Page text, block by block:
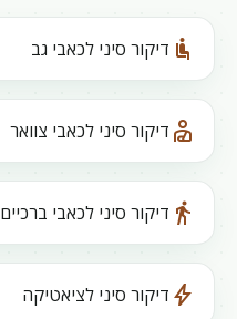
airline_seat_recline_normal דיקור סיני לכאבי גב
personal_injury דיקור סיני לכאבי צוואר
directions_walk דיקור סיני לכאבי ברכיים
bolt דיקור סיני לציאטיקה